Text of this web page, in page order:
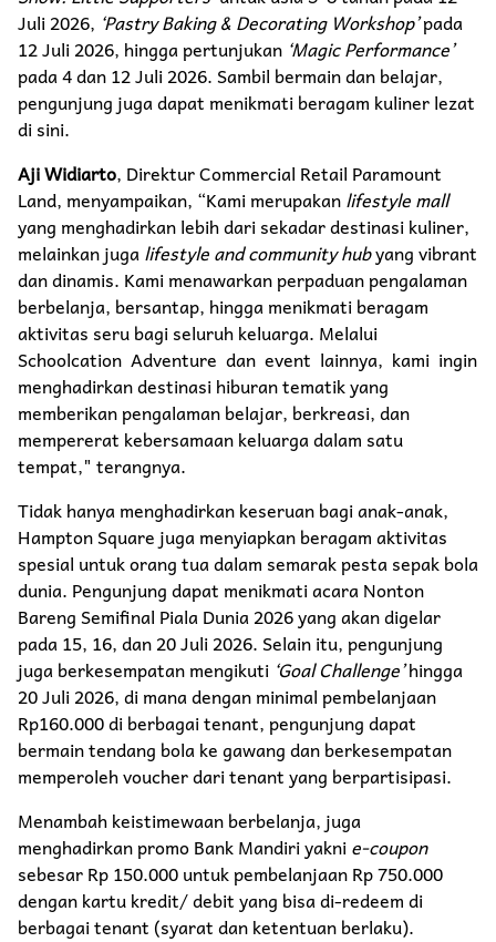
Juli 2026, ‘Pastry Baking & Decorating Workshop’pada
12 Juli 2026, hingga pertunjukan ‘Magic Performance’
pada 4 dan 12 Juli 2026. Sambil bermain dan belajar,
pengunjung juga dapat menikmati beragam kuliner lezat
di sini.
Aji Widiarto, Direktur Commercial Retail Paramount
Land, menyampaikan, “Kami merupakanlifestyle mall
yang menghadirkan lebih dari sekadar destinasi kuliner,
melainkan jugalifestyle and community hubyang vibrant
dan dinamis. Kami menawarkan perpaduan pengalaman
berbelanja, bersantap, hingga menikmati beragam
aktivitas seru bagi seluruh keluarga. Melalui
Schoolcation Adventure dan event lainnya, kami ingin
menghadirkan destinasi hiburan tematik yang
memberikan pengalaman belajar, berkreasi, dan
mempererat kebersamaan keluarga dalam satu
tempat," terangnya.
Tidak hanya menghadirkan keseruan bagi anak-anak,
Hampton Square juga menyiapkan beragam aktivitas
spesial untuk orang tua dalam semarak pesta sepak bola
dunia. Pengunjung dapat menikmati acara Nonton
Bareng Semifinal Piala Dunia 2026 yang akan digelar
pada 15, 16, dan 20 Juli 2026. Selain itu, pengunjung
juga berkesempatan mengikuti ‘Goal Challenge’hingga
20 Juli 2026, di mana dengan minimal pembelanjaan
Rp160.000 di berbagai tenant, pengunjung dapat
bermain tendang bola ke gawang dan berkesempatan
memperoleh voucher dari tenant yang berpartisipasi.
Menambah keistimewaan berbelanja, juga
menghadirkan promo Bank Mandiri yakni e-coupon
sebesar Rp 150.000 untuk pembelanjaan Rp 750.000
dengan kartu kredit/ debit yang bisa di-redeem di
berbagai tenant (syarat dan ketentuan berlaku).